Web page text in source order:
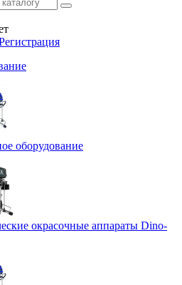
оборудование
окрасочные аппараты Dino-